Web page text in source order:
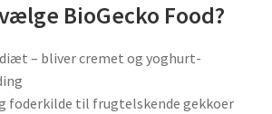
BioGecko Food?
– bliver cremet og yoghurt-
foderkilde til frugtelskende gekkoer